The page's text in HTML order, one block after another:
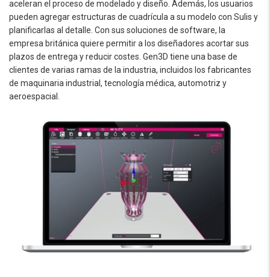
aceleran el proceso de modelado y diseño. Además, los usuarios
pueden agregar estructuras de cuadrícula a su modelo con Sulis y
planificarlas al detalle. Con sus soluciones de software, la
empresa británica quiere permitir a los diseñadores acortar sus
plazos de entrega y reducir costes. Gen3D tiene una base de
clientes de varias ramas de la industria, incluidos los fabricantes
de maquinaria industrial, tecnología médica, automotriz y
aeroespacial.